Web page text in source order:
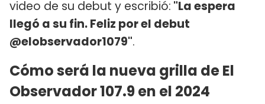
video de su debut y escribió: "La espera
llegó a su fin. Feliz por el debut
@elobservador1079".
Cómo será la nueva grilla de El
Observador 107.9 en el 2024